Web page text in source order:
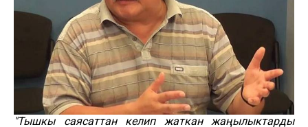
"Тышкы саясаттан келип жаткан жаңылыктарды